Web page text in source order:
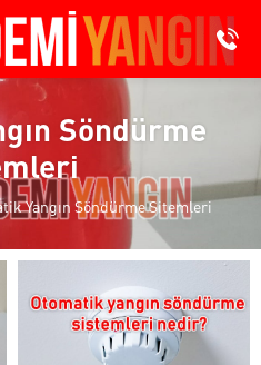
Söndürme
Yangın Söndürme Sitemleri